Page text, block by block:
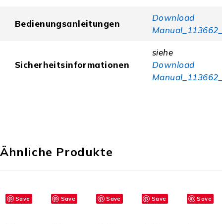
Bedienungsanleitungen
Download
Sicherheitsinformationen
siehe
Download
Ähnliche Produkte
Save Save Save Save Save